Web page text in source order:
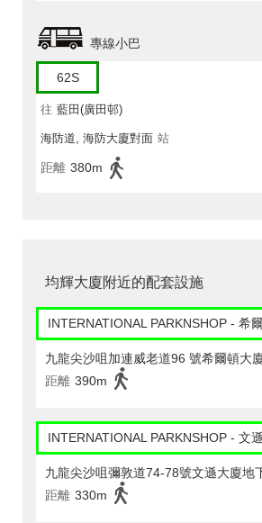
專線小巴
62S
往 藍田(廣田邨)
海防道, 海防大廈對面 站
距離 380m
均輝大廈附近的配套設施
INTERNATIONAL PARKNSHOP - 希
九龍尖沙咀加連威老道96 號希爾頓大
距離 390m
INTERNATIONAL PARKNSHOP - 文
九龍尖沙咀彌敦道74-78號文遜大廈地
距離 330m